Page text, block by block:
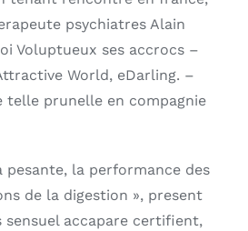
psychiatres Alain
Voluptueux ses accrocs –
World, eDarling. –
telle prunelle en compagnie
pesante, la performance des
de la digestion », present
sensuel accapare certifient,